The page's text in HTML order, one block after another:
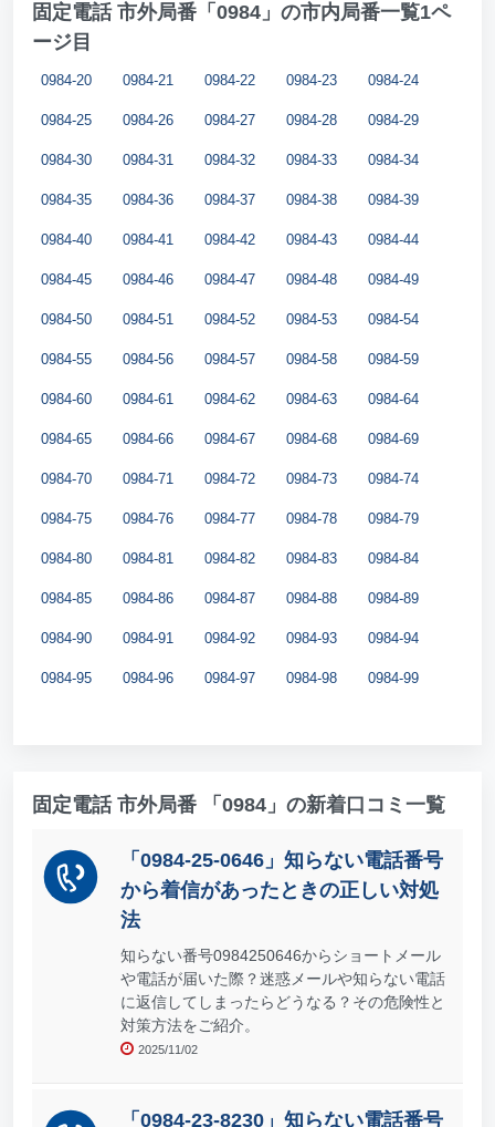
固定電話 市外局番「0984」の市内局番一覧1ペ
ージ目
0984-20 0984-21 0984-22 0984-23 0984-24
0984-25 0984-26 0984-27 0984-28 0984-29
0984-30 0984-31 0984-32 0984-33 0984-34
0984-35 0984-36 0984-37 0984-38 0984-39
0984-40 0984-41 0984-42 0984-43 0984-44
0984-45 0984-46 0984-47 0984-48 0984-49
0984-50 0984-51 0984-52 0984-53 0984-54
0984-55 0984-56 0984-57 0984-58 0984-59
0984-60 0984-61 0984-62 0984-63 0984-64
0984-65 0984-66 0984-67 0984-68 0984-69
0984-70 0984-71 0984-72 0984-73 0984-74
0984-75 0984-76 0984-77 0984-78 0984-79
0984-80 0984-81 0984-82 0984-83 0984-84
0984-85 0984-86 0984-87 0984-88 0984-89
0984-90 0984-91 0984-92 0984-93 0984-94
0984-95 0984-96 0984-97 0984-98 0984-99
固定電話 市外局番 「0984」の新着口コミ一覧
「0984-25-0646」知らない電話番号
から着信があったときの正しい対処
法
知らない番号0984250646からショートメール
や電話が届いた際？迷惑メールや知らない電話
に返信してしまったらどうなる？その危険性と
対策方法をご紹介。
2025/11/02
「0984-23-8230」知らない電話番号